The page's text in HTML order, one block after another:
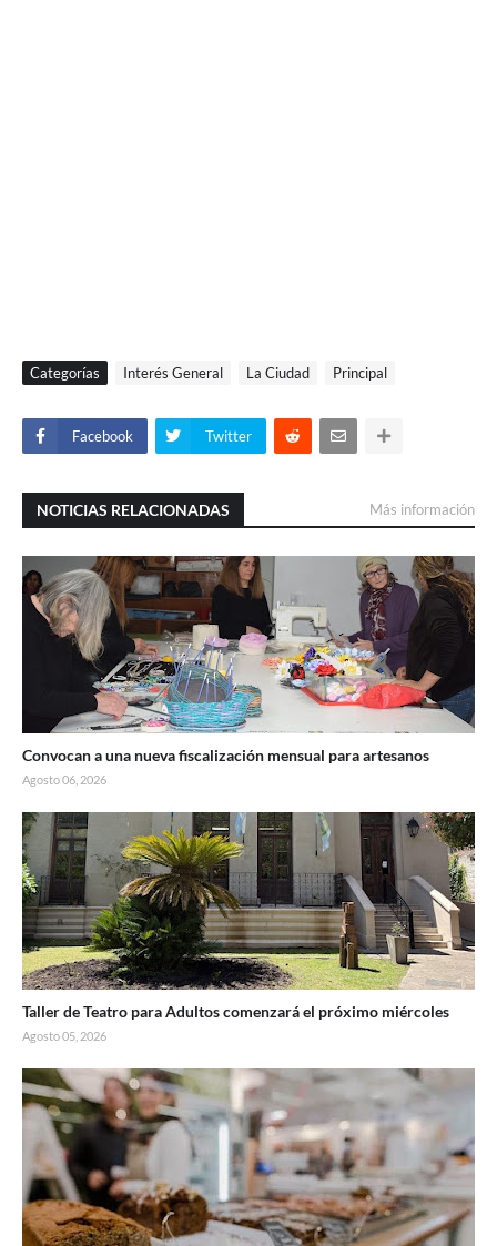
Categorías Interés General La Ciudad Principal
Facebook Twitter
NOTICIAS RELACIONADAS Más información
Convocan a una nueva fiscalización mensual para artesanos
Agosto 06, 2026
Taller de Teatro para Adultos comenzará el próximo miércoles
Agosto 05, 2026